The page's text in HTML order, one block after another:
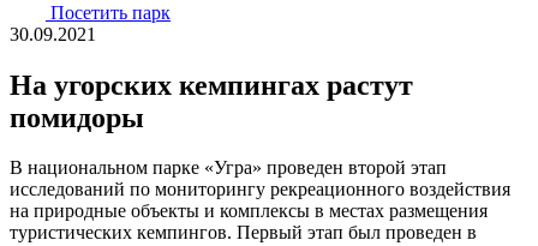
Посетить парк
30.09.2021
На угорских кемпингах растут
помидоры
В национальном парке «Угра» проведен второй этап
исследований по мониторингу рекреационного воздействия
на природные объекты и комплексы в местах размещения
туристических кемпингов. Первый этап был проведен в